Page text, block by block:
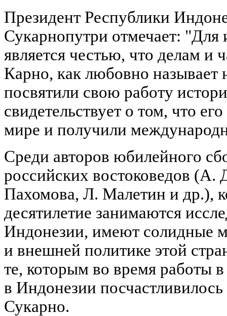
Президент Республики
Сукарнопутри отмечает: "Для
является честью, что делам и
Карно, как любовно называет
посвятили свою работу
свидетельствует о том, что
мире и получили
Среди авторов юбилейного
российских востоковедов
Пахомова, Л. Малетин и др.),
десятилетие занимаются
Индонезии, имеют солидные
и внешней политике этой
те, которым во время работы
в Индонезии
Сукарно.